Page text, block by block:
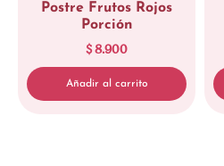
Postre Frutos Rojos
Porción
$8.900
Añadir al carrito